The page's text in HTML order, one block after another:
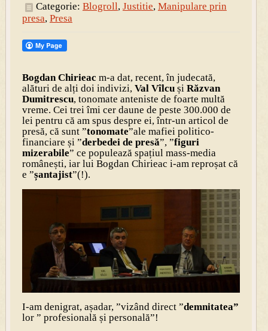
Categorie: Blogroll, Justitie, Manipulare prin
presa, Presa
Bogdan Chirieac m-a dat, recent, în judecată,
alături de alți doi indivizi, Val Vîlcuși Răzvan
Dumitrescu, tonomate anteniste de foarte multă
vreme. Cei trei îmi cer daune de peste 300.000 de
lei pentru că am spus despre ei, într-un articol de
presă, că sunt ”tonomate”ale mafiei politico-
financiare și ”derbedei de presă”, ”figuri
mizerabile” ce populează spațiul mass-media
românești, iar lui Bogdan Chirieac i-am reproșat că
e ”șantajist”(!).
I-am denigrat, așadar, ”vizând direct ”demnitatea”
lor ” profesională și personală”!